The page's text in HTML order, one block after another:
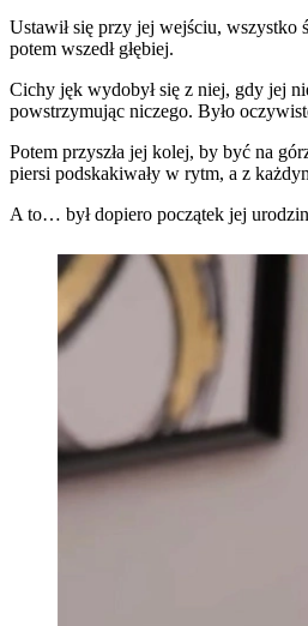
Ustawił się przy jej wejściu, wszystko
potem wszedł głębiej.
Cichy jęk wydobył się z niej, gdy jej
powstrzymując niczego. Było
Potem przyszła jej kolej, by być na
piersi podskakiwały w rytm, a z
A to… był dopiero początek jej